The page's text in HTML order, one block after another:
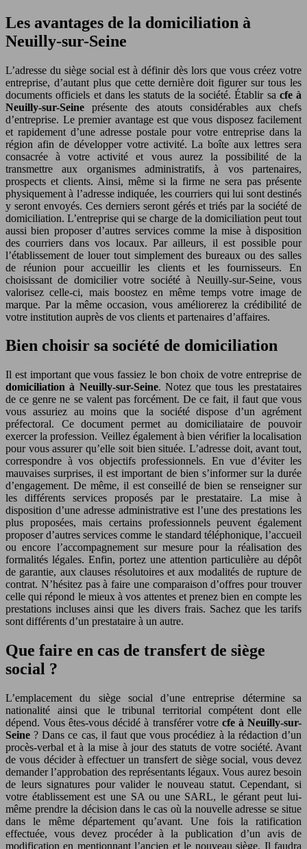
Les avantages de la domiciliation à
Neuilly-sur-Seine
L’adresse du siège social est à définir dès lors que vous créez votre
entreprise, d’autant plus que cette dernière doit figurer sur tous les
documents officiels et dans les statuts de la société. Établir sa cfe à
Neuilly-sur-Seine présente des atouts considérables aux chefs
d’entreprise. Le premier avantage est que vous disposez facilement
et rapidement d’une adresse postale pour votre entreprise dans la
région afin de développer votre activité. La boîte aux lettres sera
consacrée à votre activité et vous aurez la possibilité de la
transmettre aux organismes administratifs, à vos partenaires,
prospects et clients. Ainsi, même si la firme ne sera pas présente
physiquement à l’adresse indiquée, les courriers qui lui sont destinés
y seront envoyés. Ces derniers seront gérés et triés par la société de
domiciliation. L’entreprise qui se charge de la domiciliation peut tout
aussi bien proposer d’autres services comme la mise à disposition
des courriers dans vos locaux. Par ailleurs, il est possible pour
l’établissement de louer tout simplement des bureaux ou des salles
de réunion pour accueillir les clients et les fournisseurs. En
choisissant de domicilier votre société à Neuilly-sur-Seine, vous
valorisez celle-ci, mais boostez en même temps votre image de
marque. Par la même occasion, vous améliorerez la crédibilité de
votre institution auprès de vos clients et partenaires d’affaires.
Bien choisir sa société de domiciliation
Il est important que vous fassiez le bon choix de votre entreprise de
domiciliation à Neuilly-sur-Seine. Notez que tous les prestataires
de ce genre ne se valent pas forcément. De ce fait, il faut que vous
vous assuriez au moins que la société dispose d’un agrément
préfectoral. Ce document permet au domiciliataire de pouvoir
exercer la profession. Veillez également à bien vérifier la localisation
pour vous assurer qu’elle soit bien située. L’adresse doit, avant tout,
correspondre à vos objectifs professionnels. En vue d’éviter les
mauvaises surprises, il est important de bien s’informer sur la durée
d’engagement. De même, il est conseillé de bien se renseigner sur
les différents services proposés par le prestataire. La mise à
disposition d’une adresse administrative est l’une des prestations les
plus proposées, mais certains professionnels peuvent également
proposer d’autres services comme le standard téléphonique, l’accueil
ou encore l’accompagnement sur mesure pour la réalisation des
formalités légales. Enfin, portez une attention particulière au dépôt
de garantie, aux clauses résolutoires et aux modalités de rupture de
contrat. N’hésitez pas à faire une comparaison d’offres pour trouver
celle qui répond le mieux à vos attentes et prenez bien en compte les
prestations incluses ainsi que les divers frais. Sachez que les tarifs
sont différents d’un prestataire à un autre.
Que faire en cas de transfert de siège
social ?
L’emplacement du siège social d’une entreprise détermine sa
nationalité ainsi que le tribunal territorial compétent dont elle
dépend. Vous êtes-vous décidé à transférer votre cfe à Neuilly-sur-
Seine ? Dans ce cas, il faut que vous procédiez à la rédaction d’un
procès-verbal et à la mise à jour des statuts de votre société. Avant
de vous décider à effectuer un transfert de siège social, vous devez
demander l’approbation des représentants légaux. Vous aurez besoin
de leurs signatures pour valider le nouveau statut. Cependant, si
votre établissement est une SA ou une SARL, le gérant peut lui-
même prendre la décision dans le cas où la nouvelle adresse se situe
dans le même département qu’avant. Une fois la ratification
effectuée, vous devez procéder à la publication d’un avis de
modification en mentionnant l’ancien et le nouveau siège. Il faudra